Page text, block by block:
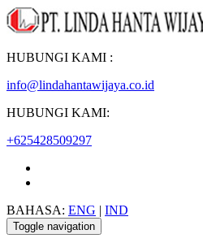
HUBUNGI KAMI :
info@lindahantawijaya.co.id
HUBUNGI KAMI:
+625428509297
BAHASA: ENG | IND
Toggle navigation